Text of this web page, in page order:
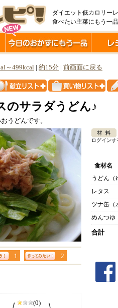
ダイエット低カロリー
食べたい主菜にもう一
～499kcal 約15分 前画面に戻る
のサラダうどん♪
うどんです。
1 2
(0)
ログインす
食材名
うどん（
レタス
ツナ缶（
めんつゆ
合計